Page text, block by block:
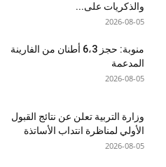
والذكريات على...
2026-08-05
منوبة: حجز 6،3 أطنان من الفارينة
المدعمة
2026-08-05
وزارة التربية تعلن عن نتائج القبول
الأولي لمناظرة انتداب الأساتذة
2026-08-05